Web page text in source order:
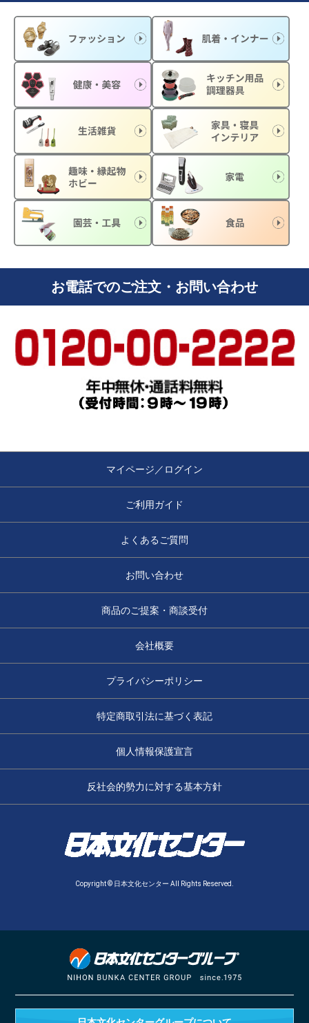
お電話でのご注文・お問い合わせ
マイページ／ログイン
ご利用ガイド
よくあるご質問
お問い合わせ
商品のご提案・商談受付
会社概要
プライバシーポリシー
特定商取引法に基づく表記
個人情報保護宣言
反社会的勢力に対する基本方針
Copyright © 日本文化センター All Rights Reserved.